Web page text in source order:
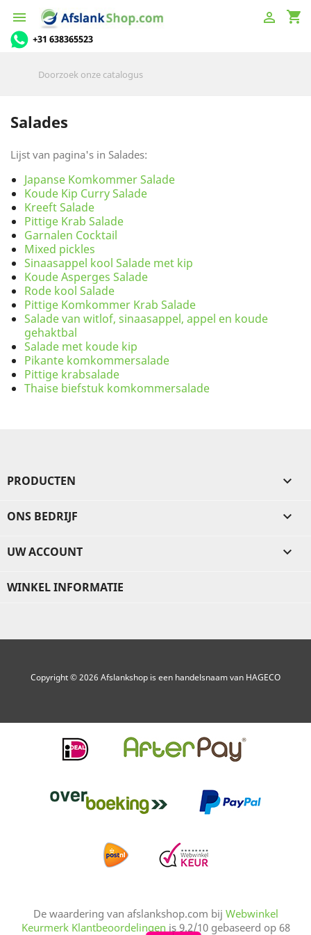
 shopping_cart

+31 638365523
Salades
Lijst van pagina's in Salades:
Japanse Komkommer Salade
Koude Kip Curry Salade
Kreeft Salade
Pittige Krab Salade
Garnalen Cocktail
Mixed pickles
Sinaasappel kool Salade met kip
Koude Asperges Salade
Rode kool Salade
Pittige Komkommer Krab Salade
Salade van witlof, sinaasappel, appel en koude
gehaktbal
Salade met koude kip
Pikante komkommersalade
Pittige krabsalade
Thaise biefstuk komkommersalade
PRODUCTEN 
ONS BEDRIJF 
UW ACCOUNT 
WINKEL INFORMATIE
Copyright © 2026 Afslankshop is een handelsnaam van HAGECO
De waardering van afslankshop.com bij Webwinkel
Keurmerk Klantbeoordelingen is 9.2/10 gebaseerd op 68